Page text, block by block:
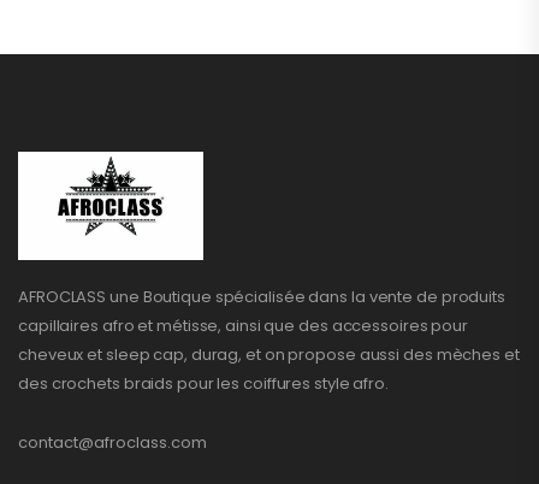
AFROCLASS une Boutique spécialisée dans la vente de produits
capillaires afro et métisse, ainsi que des accessoires pour
cheveux et sleep cap, durag, et on propose aussi des mèches et
des crochets braids pour les coiffures style afro.
contact@afroclass.com